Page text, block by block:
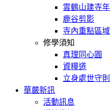
雲鶴山建寺
鹿谷剪影
寺內重點區
修學須知
真理同心圓
資糧道
立身處世守則
華嚴新訊
活動訊息